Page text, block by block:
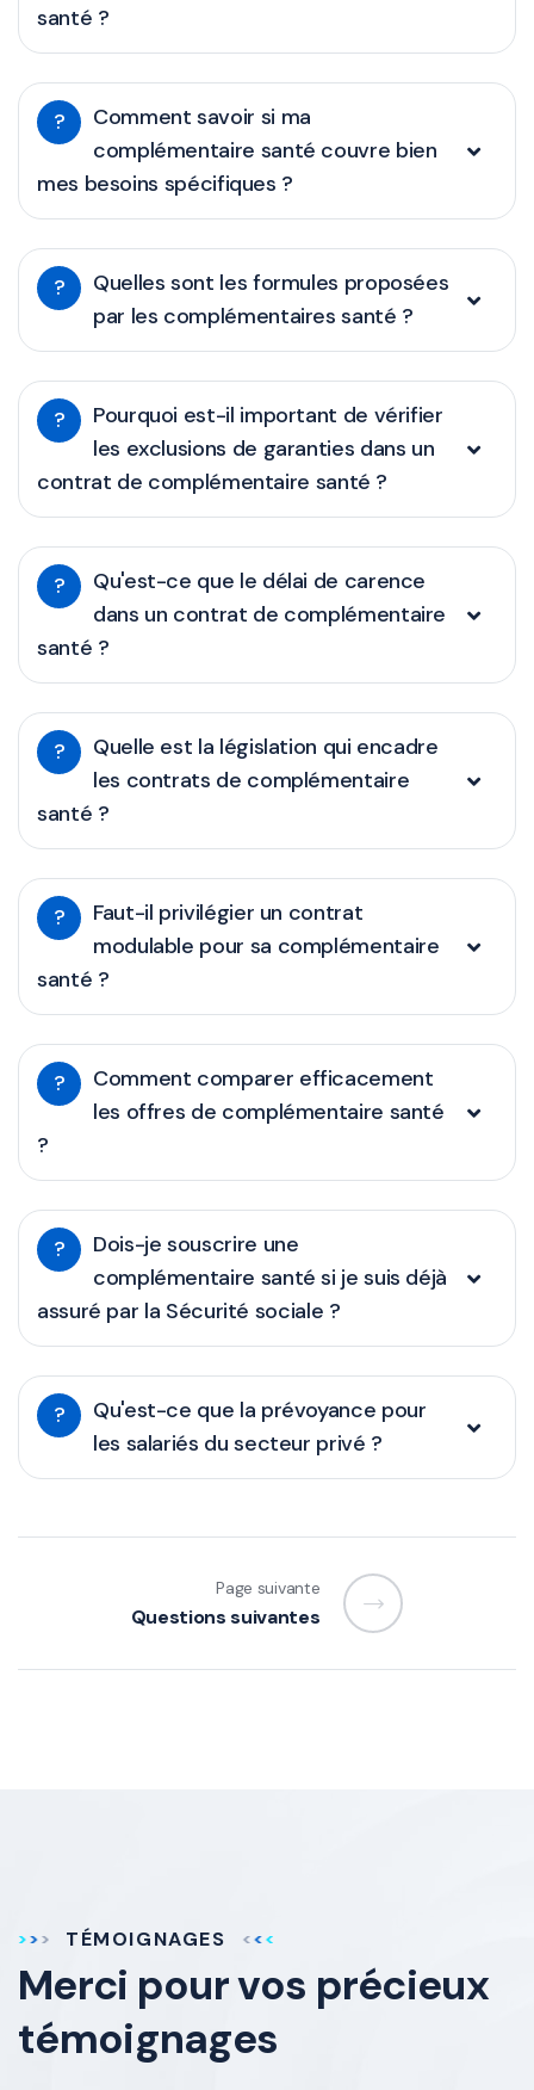
santé ?
?
Comment savoir si ma
complémentaire santé couvre bien
mes besoins spécifiques ?
?
Quelles sont les formules proposées
par les complémentaires santé ?
?
Pourquoi est-il important de vérifier
les exclusions de garanties dans un
contrat de complémentaire santé ?
?
Qu'est-ce que le délai de carence
dans un contrat de complémentaire
santé ?
?
Quelle est la législation qui encadre
les contrats de complémentaire
santé ?
?
Faut-il privilégier un contrat
modulable pour sa complémentaire
santé ?
?
Comment comparer efficacement
les offres de complémentaire santé
?
?
Dois-je souscrire une
complémentaire santé si je suis déjà
assuré par la Sécurité sociale ?
?
Qu'est-ce que la prévoyance pour
les salariés du secteur privé ?
Page suivante
Questions suivantes
TÉMOIGNAGES
Merci pour vos précieux
témoignages